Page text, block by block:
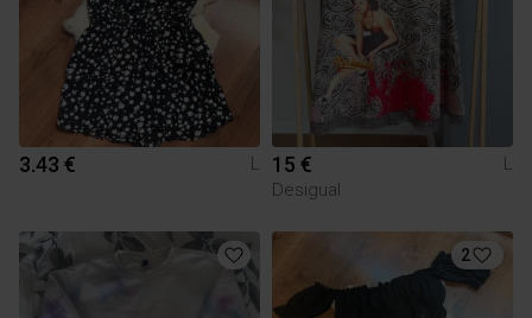
3.43 € L 15 €
L
Desigual
2